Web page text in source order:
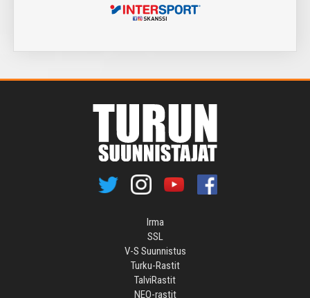
Irma
SSL
V-S Suunnistus
Turku-Rastit
TalviRastit
NEO-rastit